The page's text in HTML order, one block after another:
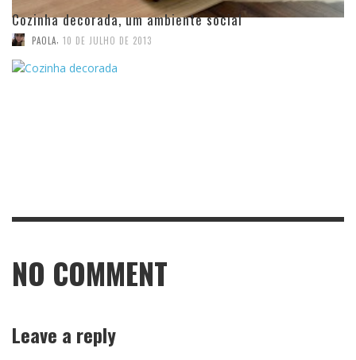
Cozinha decorada, um ambiente social
PAOLA 10 DE JULHO DE 2013
NO COMMENT
Leave a reply